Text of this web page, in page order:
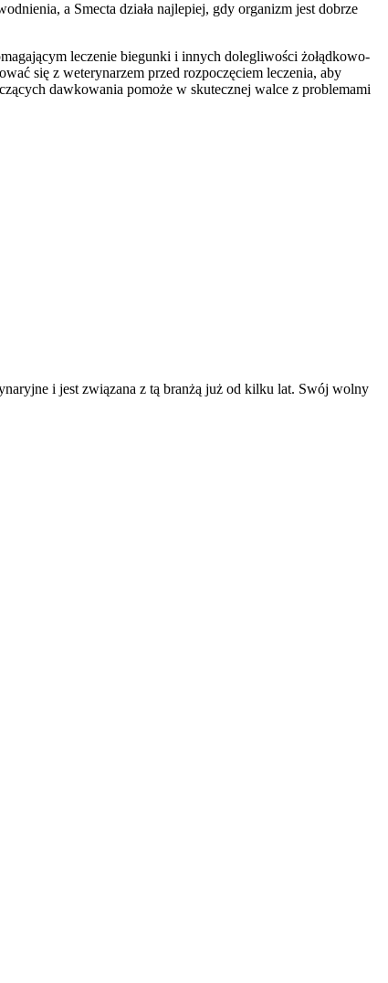
a Smecta działa najlepiej, gdy organizm jest dobrze
leczenie biegunki i innych dolegliwości żołądkowo-
się z weterynarzem przed rozpoczęciem leczenia, aby
dawkowania pomoże w skutecznej walce z problemami
i jest związana z tą branżą już od kilku lat. Swój wolny